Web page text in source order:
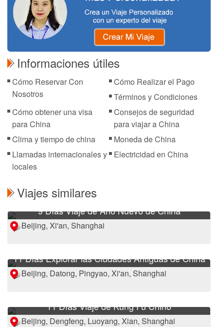
Informaciones útiles
Cómo Reservar Con
Nosotros
Cómo Realizar el Pago
Términos y Condiciones
Cómo obtener una visa
para China
Consejos de seguridad
para viajar a China
Clima y tiempo de china
Moneda de China
Llamadas internacionales y
locales
Electricidad en China
Viajes similares
9 Días Viaje de Año Nuevo de China
Beijing, Xi'an, Shanghai
11 Días Explorar las Ciudades Antiguas de China
Beijing, Datong, Pingyao, Xi'an, Shanghai
11 Días Viaje de Kung Fu Chino
Beijing, Dengfeng, Luoyang, Xian, Shanghai